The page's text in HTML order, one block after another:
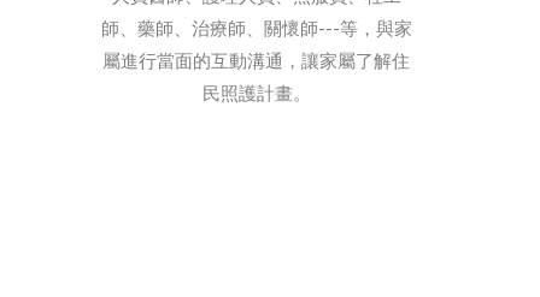
師、藥師、治療師、關懷師---等，與家
屬進行當面的互動溝通，讓家屬了解住
民照護計畫。